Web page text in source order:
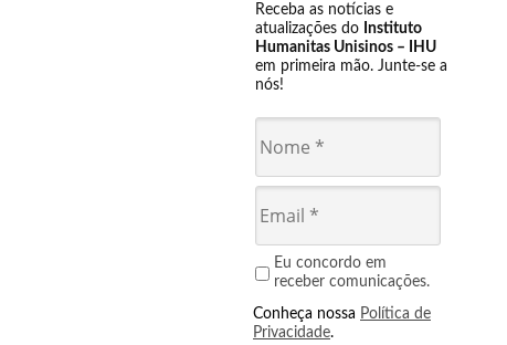
Receba as notícias e
atualizações do Instituto
Humanitas Unisinos – IHU
em primeira mão. Junte-se a
nós!
Eu concordo em
receber comunicações.
Conheça nossa Política de
Privacidade.